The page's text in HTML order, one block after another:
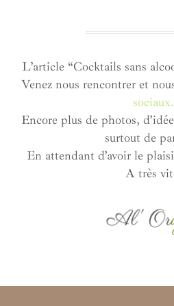
L’article “Cocktails sans
Venez nous rencontrer et
sociaux.
Encore plus de photos,
surtout de
En attendant d’avoir le
A très